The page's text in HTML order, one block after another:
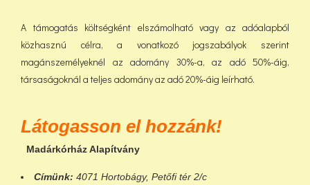
A támogatás költségként elszámolható vagy az adóalapból
közhasznú célra, a vonatkozó jogszabályok szerint
magánszemélyeknél az adomány 30%-a, az adó 50%-áig,
társaságoknál a teljes adomány az adó 20%-áig leírható.
Látogasson el hozzánk!
Madárkórház Alapítvány
Címünk: 4071 Hortobágy, Petőfi tér 2/c